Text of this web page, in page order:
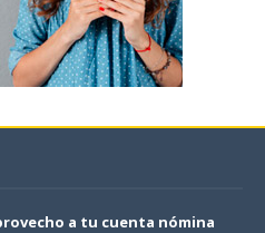
a tu cuenta nómina